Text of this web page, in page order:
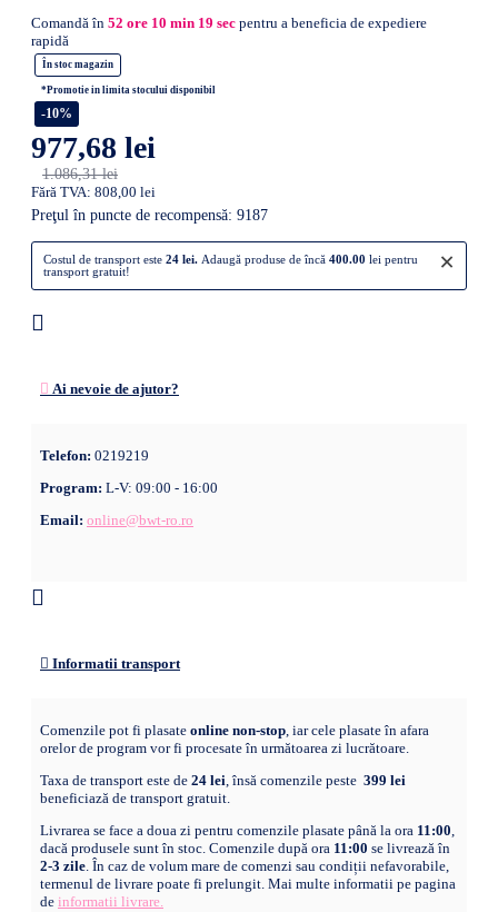
Comandă în 52 ore 10 min 18 sec pentru a beneficia de expediere
rapidă
În stoc magazin
*Promotie in limita stocului disponibil
-10%
977,68 lei
1.086,31 lei
Fără TVA: 808,00 lei
Preţul în puncte de recompensă: 9187
×
Costul de transport este 24 lei. Adaugă produse de încă 400.00 lei pentru
transport gratuit!
Ai nevoie de ajutor?
Telefon: 0219219
Program: L-V: 09:00 - 16:00
Email: online@bwt-ro.ro
Informatii transport
Comenzile pot fi plasate online non-stop, iar cele plasate în afara
orelor de program vor fi procesate în următoarea zi lucrătoare.
Taxa de transport este de 24 lei, însă comenzile peste 399 lei
beneficiază de transport gratuit.
Livrarea se face a doua zi pentru comenzile plasate până la ora 11:00,
dacă produsele sunt în stoc. Comenzile după ora 11:00 se livrează în
2-3 zile. În caz de volum mare de comenzi sau condiții nefavorabile,
termenul de livrare poate fi prelungit. Mai multe informatii pe pagina
de informatii livrare.